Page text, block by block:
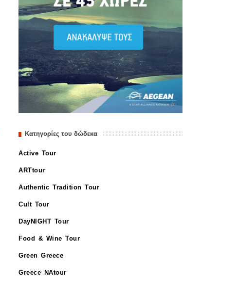
Κατηγορίες του δώδεκα
Active Tour
ARTtour
Authentic Tradition Tour
Cult Tour
DayNIGHT Tour
Food & Wine Tour
Green Greece
Greece NAtour